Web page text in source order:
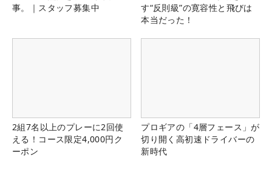
事。｜スタッフ募集中
す“反則級”の寛容性と飛びは
本当だった！
2組7名以上のプレーに2回使
える！コース限定4,000円ク
ーポン
プロギアの「4層フェース」が
切り開く高初速ドライバーの
新時代